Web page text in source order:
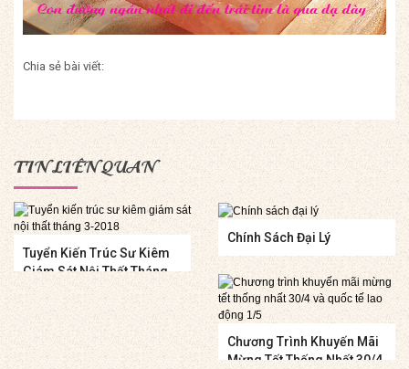
Chia sẻ bài viết:
TIN LIÊN QUAN
Tuyển Kiến Trúc Sư Kiêm
Giám Sát Nội Thất Tháng
Chính Sách Đại Lý
Chương Trình Khuyến Mãi
Mừng Tết Thống Nhất 30/4